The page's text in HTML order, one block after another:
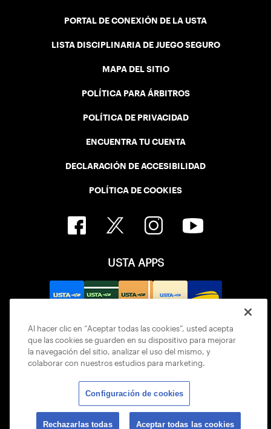
PORTAL DE CONEXIÓN DE LA USTA
LISTA DISCIPLINARIA DE JUEGO SEGURO
MAPA DEL SITIO
POLÍTICA PARA ÁRBITROS
POLÍTICA DE PRIVACIDAD
ENCUENTRA TU CUENTA
DECLARACIÓN DE ACCESIBILIDAD
POLÍTICA DE COOKIES
USTA APPS
© 2026 USTA ALL RIGHTS RESERVED
Al hacer clic en “Aceptar todas las cookies”, usted acepta
que las cookies se guarden en su dispositivo para mejorar
la navegación del sitio, analizar el uso del mismo, y
colaborar con nuestros estudios para marketing.
Configuración de cookies
Rechazarlas todas Aceptar todas las cookies